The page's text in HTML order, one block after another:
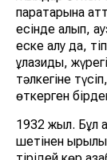
парақтарына
есінде қалып,
еске алу да,
құлазиды,
тәлкегіне
өткерген
1932 жыл. Бұл
шетінен